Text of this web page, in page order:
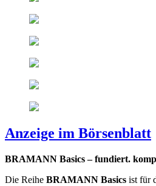
Anzeige im Börsenblatt
BRAMANN Basics – fundiert.
Die Reihe BRAMANN Basics ist für